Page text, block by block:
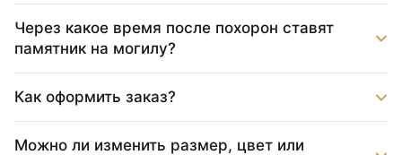
Через какое время после похорон ставят
памятник на могилу?
Как оформить заказ?
Можно ли изменить размер, цвет или